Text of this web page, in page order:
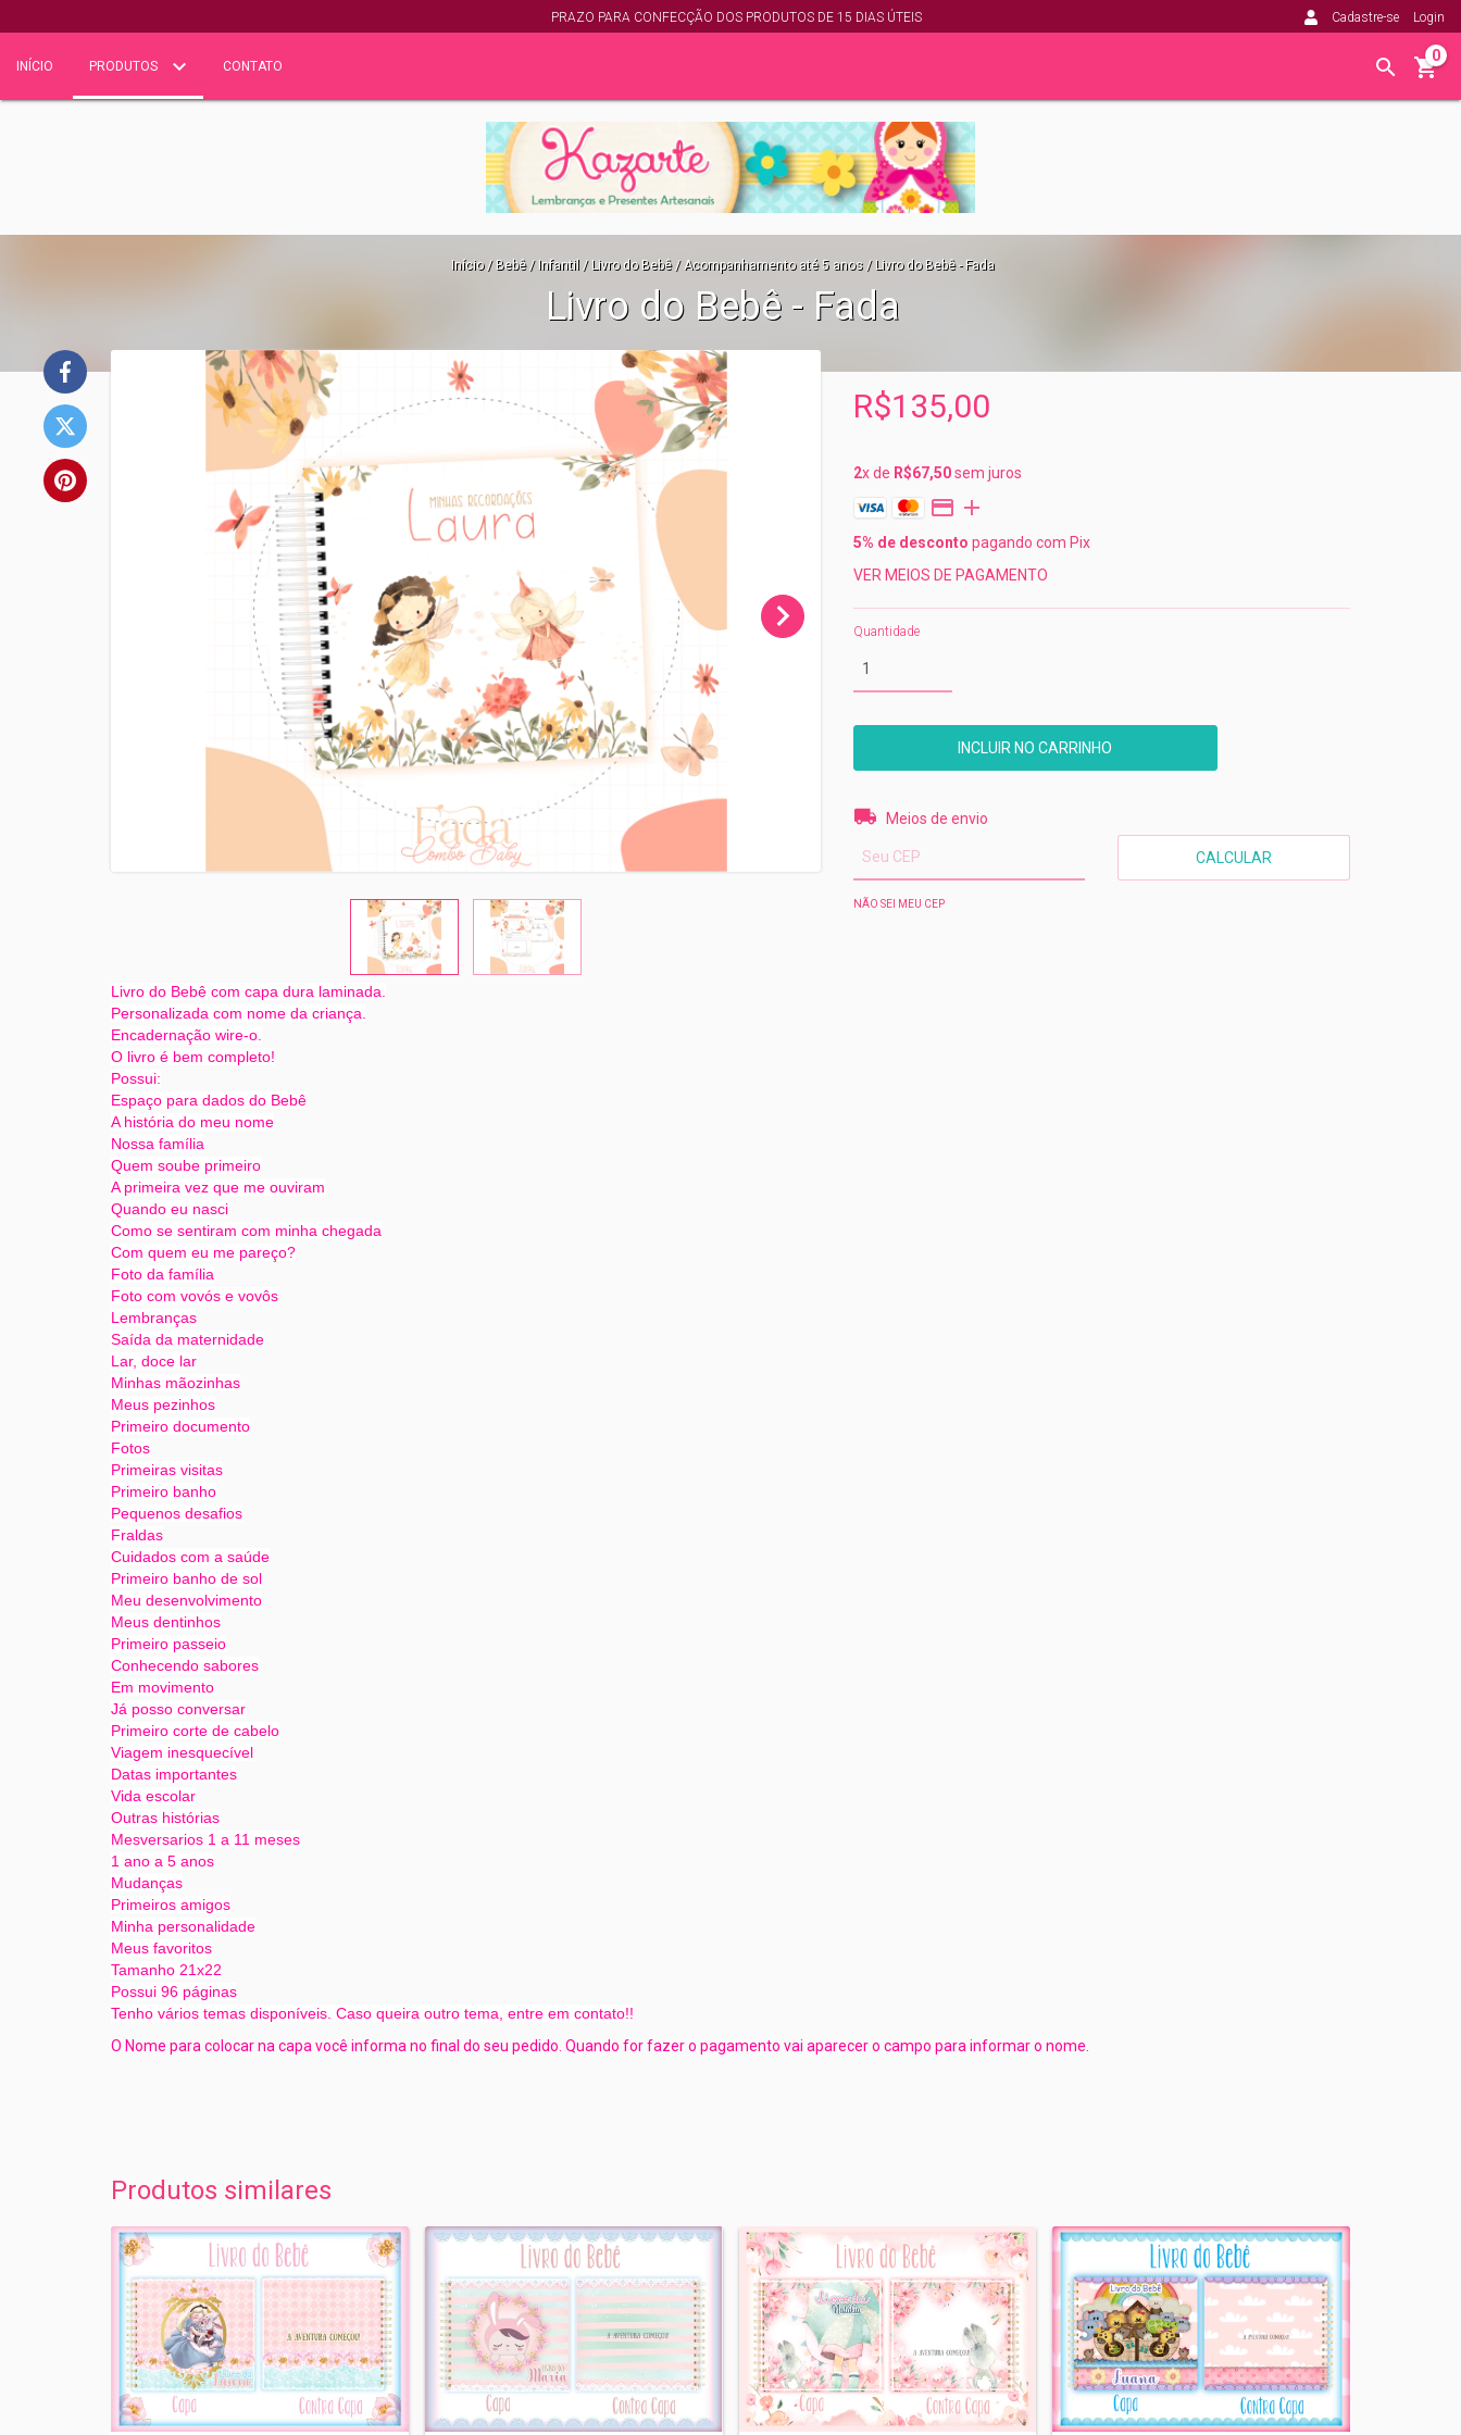
PRAZO PARA CONFECÇÃO DOS PRODUTOS DE 15 DIAS ÚTEIS Cadastre-se Login
INÍCIO PRODUTOS CONTATO
0
Início / Bebê / Infantil / Livro do Bebê / Acompanhamento até 5 anos / Livro do Bebê - Fada
Livro do Bebê - Fada
R$135,00
2x de R$67,50sem juros
5% de desconto pagando com Pix
VER MEIOS DE PAGAMENTO
Quantidade
Entregas para o CEP:
Meios de envio
CALCULAR
NÃO SEI MEU CEP
Livro do Bebê com capa dura laminada.
Personalizada com nome da criança.
Encadernação wire-o.
O livro é bem completo!
Possui:
Espaço para dados do Bebê
A história do meu nome
Nossa família
Quem soube primeiro
A primeira vez que me ouviram
Quando eu nasci
Como se sentiram com minha chegada
Com quem eu me pareço?
Foto da família
Foto com vovós e vovôs
Lembranças
Saída da maternidade
Lar, doce lar
Minhas mãozinhas
Meus pezinhos
Primeiro documento
Fotos
Primeiras visitas
Primeiro banho
Pequenos desafios
Fraldas
Cuidados com a saúde
Primeiro banho de sol
Meu desenvolvimento
Meus dentinhos
Primeiro passeio
Conhecendo sabores
Em movimento
Já posso conversar
Primeiro corte de cabelo
Viagem inesquecível
Datas importantes
Vida escolar
Outras histórias
Mesversarios 1 a 11 meses
1 ano a 5 anos
Mudanças
Primeiros amigos
Minha personalidade
Meus favoritos
Tamanho 21x22
Possui 96 páginas
Tenho vários temas disponíveis. Caso queira outro tema, entre em contato!!
O Nome para colocar na capa você informa no final do seu pedido. Quando for fazer o pagamento vai aparecer o campo para informar o nome.
Produtos similares